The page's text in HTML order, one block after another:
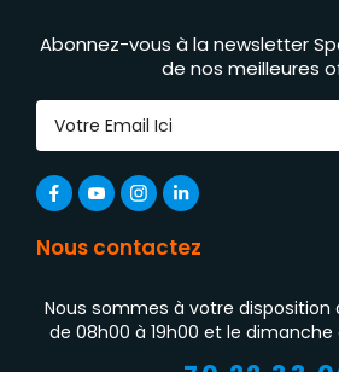
Abonnez-vous à la newsletter
de nos meilleures
Nous contactez
Nous sommes à votre disposition
de 08h00 à 19h00 et le dimanche